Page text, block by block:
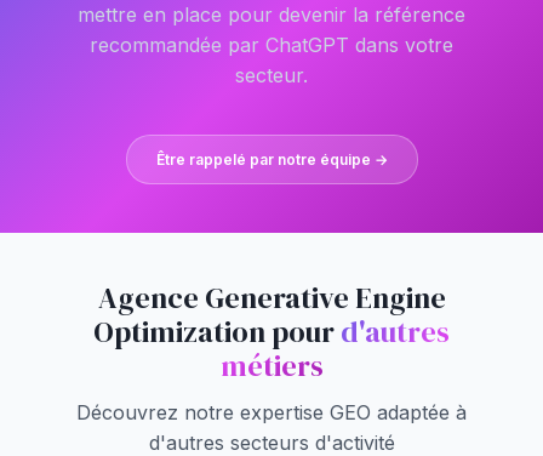
mettre en place pour devenir la référence
recommandée par ChatGPT dans votre
secteur.
Être rappelé par notre équipe →
Agence Generative Engine
Optimization pourd'autres
métiers
Découvrez notre expertise GEO adaptée à
d'autres secteurs d'activité